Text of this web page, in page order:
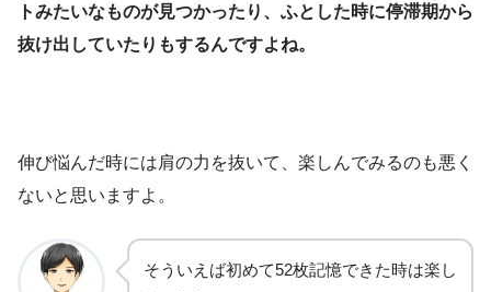
トみたいなものが見つかったり、ふとした時に停滞期から
抜け出していたりもするんですよね。
伸び悩んだ時には肩の力を抜いて、楽しんでみるのも悪く
ないと思いますよ。
そういえば初めて52枚記憶できた時は楽し